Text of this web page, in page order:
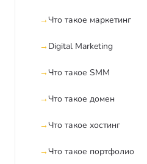
Что такое маркетинг
Digital Marketing
Что такое SMM
Что такое домен
Что такое хостинг
Что такое портфолио